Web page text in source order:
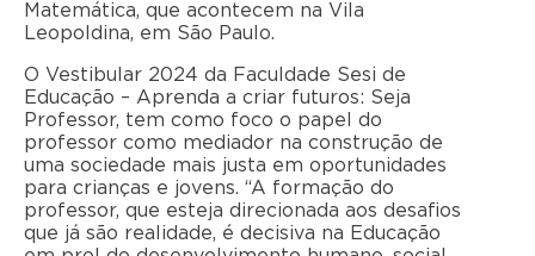
Matemática, que acontecem na Vila
Leopoldina, em São Paulo.
O Vestibular 2024 da Faculdade Sesi de
Educação – Aprenda a criar futuros: Seja
Professor, tem como foco o papel do
professor como mediador na construção de
uma sociedade mais justa em oportunidades
para crianças e jovens. “A formação do
professor, que esteja direcionada aos desafios
que já são realidade, é decisiva na Educação